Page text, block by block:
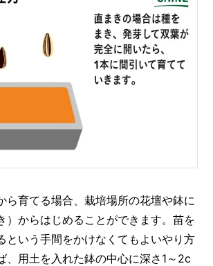
ら育てる場合、栽培場所の花壇や鉢に
）からはじめることができます。苗を
という手間をかけなくてもよいやり方
、用土を入れた鉢の中心に深さ1～2c